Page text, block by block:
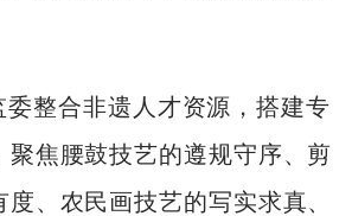
委整合非遗人才资源，搭建专
聚焦腰鼓技艺的遵规守序、剪
、农民画技艺的写实求真、